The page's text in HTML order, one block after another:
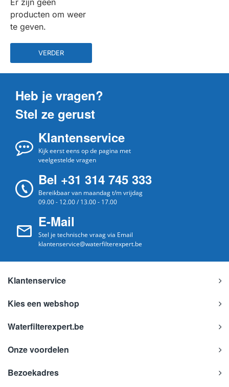
Er zijn geen
producten om weer
te geven.
VERDER
Heb je vragen?
Stel ze gerust
Klantenservice
Kijk eerst eens op de pagina met
veelgestelde vragen
Bel +31 314 745 333
Bereikbaar van maandag t/m vrijdag
09.00 - 12.00 / 13.00 - 17.00
E-Mail
Stel je technische vraag via Email
klantenservice@waterfilterexpert.be
Klantenservice
Kies een webshop
Waterfilterexpert.be
Onze voordelen
Bezoekadres